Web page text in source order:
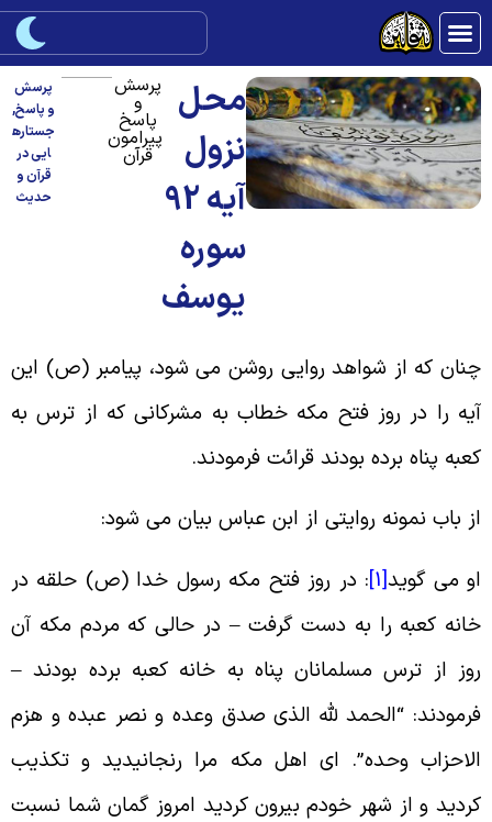
محل
نزول
آیه 92
سوره
یوسف
پرسش
و
پاسخ
پیرامون
قرآن
پرسش
و پاسخ,
جستاره
ایی در
قرآن و
حدیث
که از شواهد روایی روشن می شود، پیامبر (ص) این
را در روز فتح مکه خطاب به مشرکانی که از ترس به
پناه برده بودند قرائت فرمودند.
باب نمونه روایتی از ابن عباس بیان می شود:
می گوید[1]
:در روز فتح مکه رسول خدا (ص) حلقه در
کعبه را به دست گرفت – در حالی که مردم مکه آن
از ترس مسلمانان پناه به خانه کعبه برده بودند –
“الحمد للَّه الذى صدق وعده و نصر عبده و هزم
وحده”. ای اهل مکه مرا رنجانیدید و تکذیب
و از شهر خودم بیرون کردید امروز گمان شما نسبت